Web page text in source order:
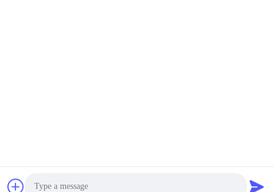
중국 좋은 품질 터치 스크린 모니터 공급자. 저작권 2019-2026 Guangzhou Lie